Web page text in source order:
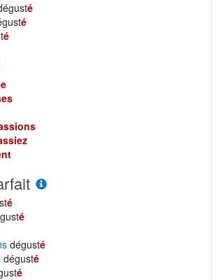
é
é
é
é
é
dégusté
dégusté
é